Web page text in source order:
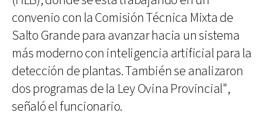
convenio con la Comisión Técnica Mixta de
Salto Grande para avanzar hacia un sistema
más moderno con inteligencia artificial para la
detección de plantas. También se analizaron
dos programas de la Ley Ovina Provincial",
señaló el funcionario.